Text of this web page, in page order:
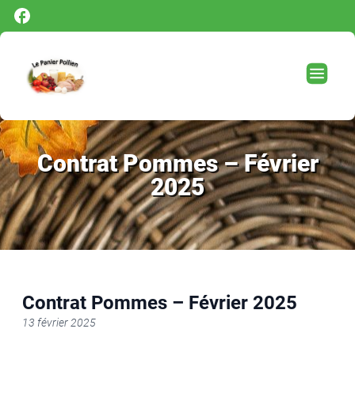
Contrat Pommes – Février
2025
Contrat Pommes – Février 2025
13 février 2025
Panneau de gestion des cookies